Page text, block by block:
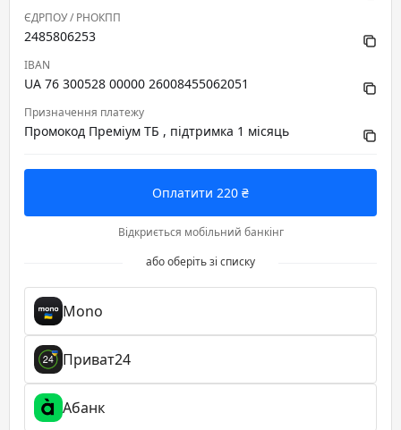
ЄДРПОУ / РНОКПП
2485806253
IBAN
UA 76 300528 00000 26008455062051
Призначення платежу
Промокод Преміум ТБ , підтримка 1 місяць
Оплатити 220 ₴
Відкриється мобільний банкінг
або оберіть зі списку
Mono
Приват24
Абанк